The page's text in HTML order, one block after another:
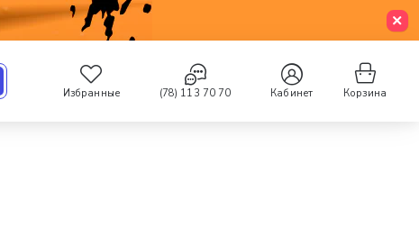
Избранные (78) 113 70 70 Кабинет Корзина